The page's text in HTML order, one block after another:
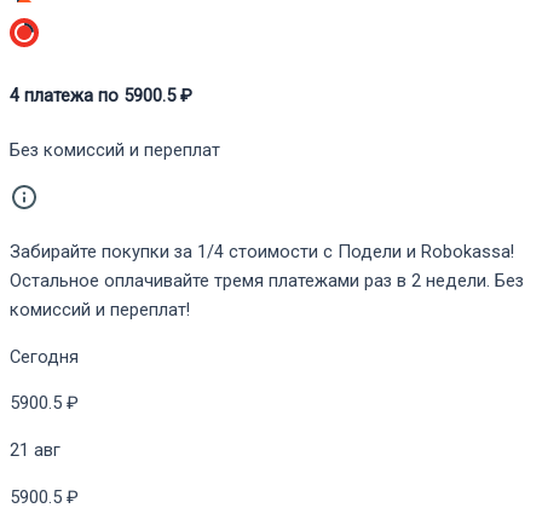
4 платежа по 5900.5₽
Без комиссий и переплат
Забирайте покупки за 1/4 стоимости с Подели и Robokassa!
Остальное оплачивайте тремя платежами раз в 2 недели. Без
комиссий и переплат!
Сегодня
5900.5 ₽
21 авг
5900.5 ₽